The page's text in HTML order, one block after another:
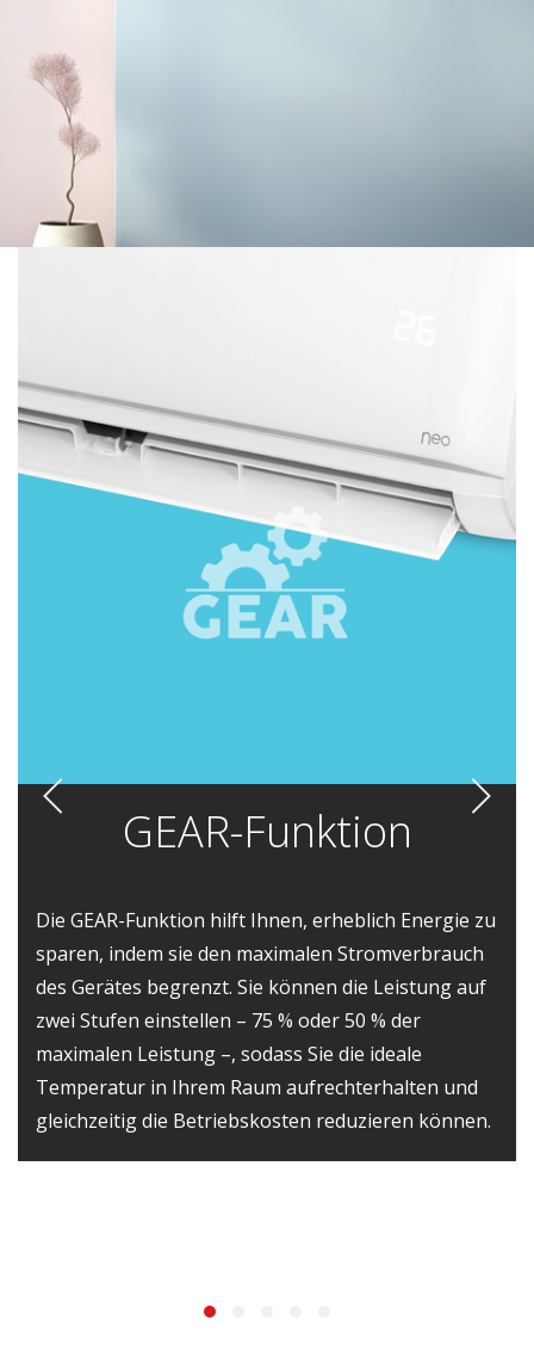
GEAR-Funktion
Die GEAR-Funktion hilft Ihnen, erheblich Energie zu
sparen, indem sie den maximalen Stromverbrauch
des Gerätes begrenzt. Sie können die Leistung auf
zwei Stufen einstellen – 75 % oder 50 % der
maximalen Leistung –, sodass Sie die ideale
Temperatur in Ihrem Raum aufrechterhalten und
gleichzeitig die Betriebskosten reduzieren können.